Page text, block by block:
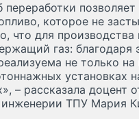
позволяет
которое не
что для производства
газ: благодаря
не только
установках
– рассказала доцент
ТПУ Мария